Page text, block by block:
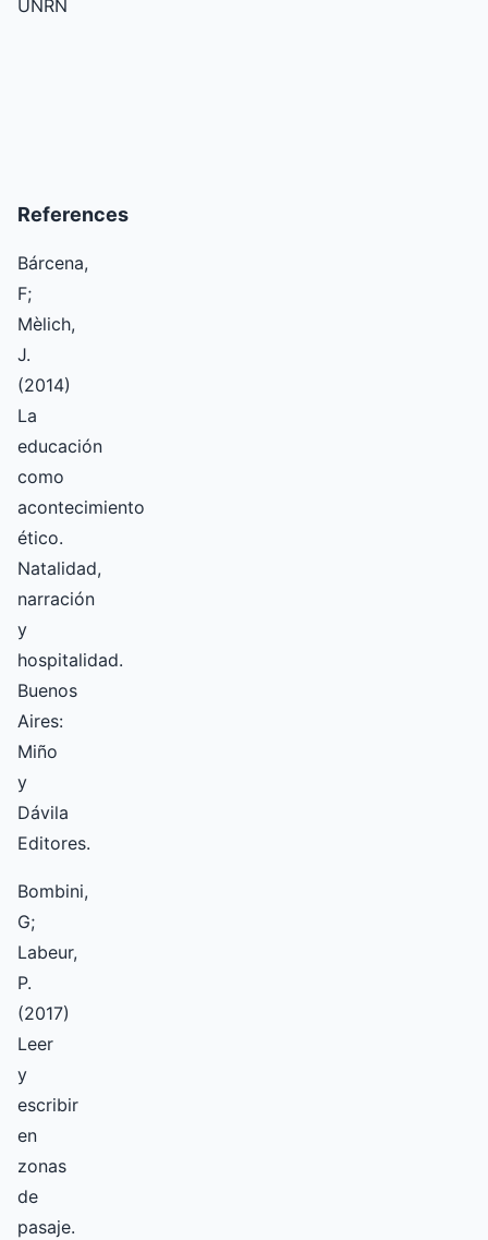
UNRN
References
Bárcena,
F;
Mèlich,
J.
(2014)
La
educación
como
acontecimiento
ético.
Natalidad,
narración
y
hospitalidad.
Buenos
Aires:
Miño
y
Dávila
Editores.
Bombini,
G;
Labeur,
P.
(2017)
Leer
y
escribir
en
zonas
de
pasaje.